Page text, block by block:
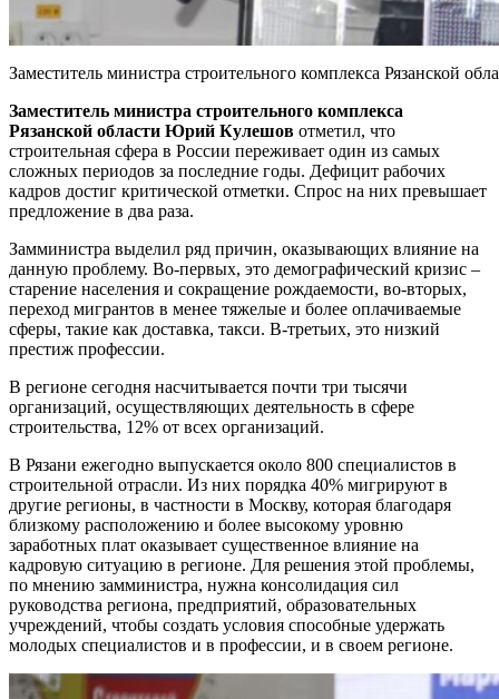
Заместитель министра строительного комплекса Рязанской
Заместитель министра строительного комплекса
Рязанской области Юрий Кулешов отметил, что
строительная сфера в России переживает один из самых
сложных периодов за последние годы. Дефицит рабочих
кадров достиг критической отметки. Спрос на них превышает
предложение в два раза.
Замминистра выделил ряд причин, оказывающих влияние на
данную проблему. Во-первых, это демографический кризис –
старение населения и сокращение рождаемости, во-вторых,
переход мигрантов в менее тяжелые и более оплачиваемые
сферы, такие как доставка, такси. В-третьих, это низкий
престиж профессии.
В регионе сегодня насчитывается почти три тысячи
организаций, осуществляющих деятельность в сфере
строительства, 12% от всех организаций.
В Рязани ежегодно выпускается около 800 специалистов в
строительной отрасли. Из них порядка 40% мигрируют в
другие регионы, в частности в Москву, которая благодаря
близкому расположению и более высокому уровню
заработных плат оказывает существенное влияние на
кадровую ситуацию в регионе. Для решения этой проблемы,
по мнению замминистра, нужна консолидация сил
руководства региона, предприятий, образовательных
учреждений, чтобы создать условия способные удержать
молодых специалистов и в профессии, и в своем регионе.